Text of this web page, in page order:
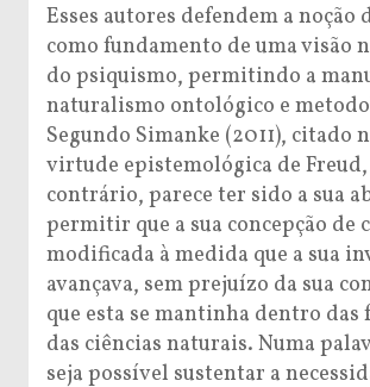
Esses autores defendem a noção
como fundamento de uma visão
do psiquismo, permitindo a
naturalismo ontológico e
Segundo Simanke (2011), citado
virtude epistemológica de
contrário, parece ter sido a sua
permitir que a sua concepção de
modificada à medida que a sua
avançava, sem prejuízo da sua
que esta se mantinha dentro
das ciências naturais. Numa
seja possível sustentar a